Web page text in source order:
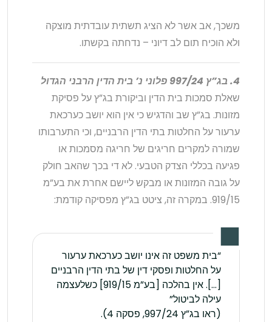
משכך, אב אשר לא הציג תשתית עובדתית מוצקה
ולא הוכיח תום לב דיוני – נדחתה בקשתו.
4. בג”ץ 997/24 פלוני נ’ בית הדין הרבני הגדול
שאלת סמכות בית הדין וביקורת בג”ץ על פסיקת
מזונות. בג”ץ שב והדגיש כי אין הוא יושב כערכאת
ערעור על החלטות בתי הדין הרבניים, וכי התערבותו
שמורה למקרים חריגים של חריגה מסמכות או
פגיעה בכללי הצדק הטבעי. לא די בכך שהאב חולק
על גובה המזונות או מבקש ליישם אחרת את בע”מ
919/15. במקרה זה, ציטט בג”ץ מפסיקה קודמת:
“בית משפט זה אינו יושב כערכאת ערעור
על החלטות ופסקי דין של בתי הדין הרבניים
[…]. אין בהלכה [בע”מ 919/15] כשלעצמה
עילה לביטול”
(ראו בג”ץ 997/24, פסקה 4).